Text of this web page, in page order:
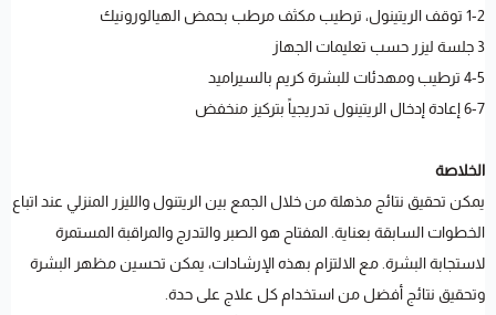
1-2 توقف الريتينول، ترطيب مكثف مرطب بحمض الهيالورونيك
3 جلسة ليزر حسب تعليمات الجهاز
4-5 ترطيب ومهدئات للبشرة كريم بالسيراميد
6-7 إعادة إدخال الريتينول تدريجياً بتركيز منخفض
الخلاصة
يمكن تحقيق نتائج مذهلة من خلال الجمع بين الريتنول والليزر المنزلي عند اتباع
الخطوات السابقة بعناية. المفتاح هو الصبر والتدرج والمراقبة المستمرة
لاستجابة البشرة. مع الالتزام بهذه الإرشادات، يمكن تحسين مظهر البشرة
وتحقيق نتائج أفضل من استخدام كل علاج على حدة.